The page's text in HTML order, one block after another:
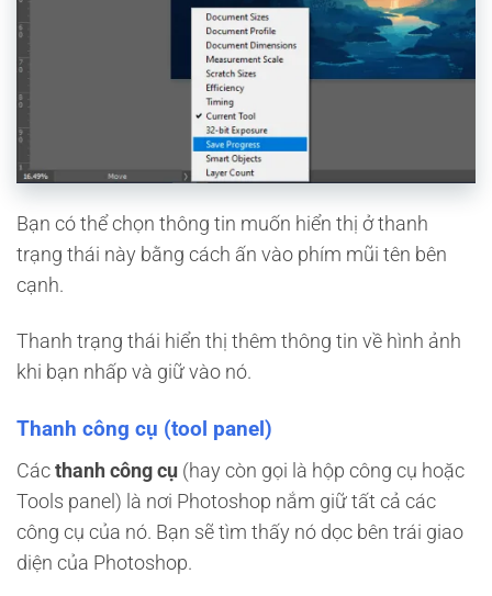
Bạn có thể chọn thông tin muốn hiển thị ở thanh
trạng thái này bằng cách ấn vào phím mũi tên bên
cạnh.
Thanh trạng thái hiển thị thêm thông tin về hình ảnh
khi bạn nhấp và giữ vào nó.
Thanh công cụ (tool panel)
Các thanh công cụ (hay còn gọi là hộp công cụ hoặc
Tools panel) là nơi Photoshop nắm giữ tất cả các
công cụ của nó. Bạn sẽ tìm thấy nó dọc bên trái giao
diện của Photoshop.